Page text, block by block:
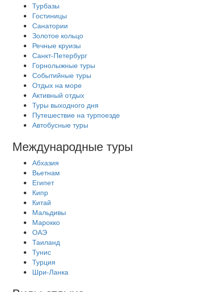
Турбазы
Гостиницы
Санатории
Золотое кольцо
Речные круизы
Санкт-Петербург
Горнолыжные туры
Событийные туры
Отдых на море
Активный отдых
Туры выходного дня
Путешествие на турпоезде
Автобусные туры
Международные туры
Абхазия
Вьетнам
Египет
Кипр
Китай
Мальдивы
Марокко
ОАЭ
Таиланд
Тунис
Турция
Шри-Ланка